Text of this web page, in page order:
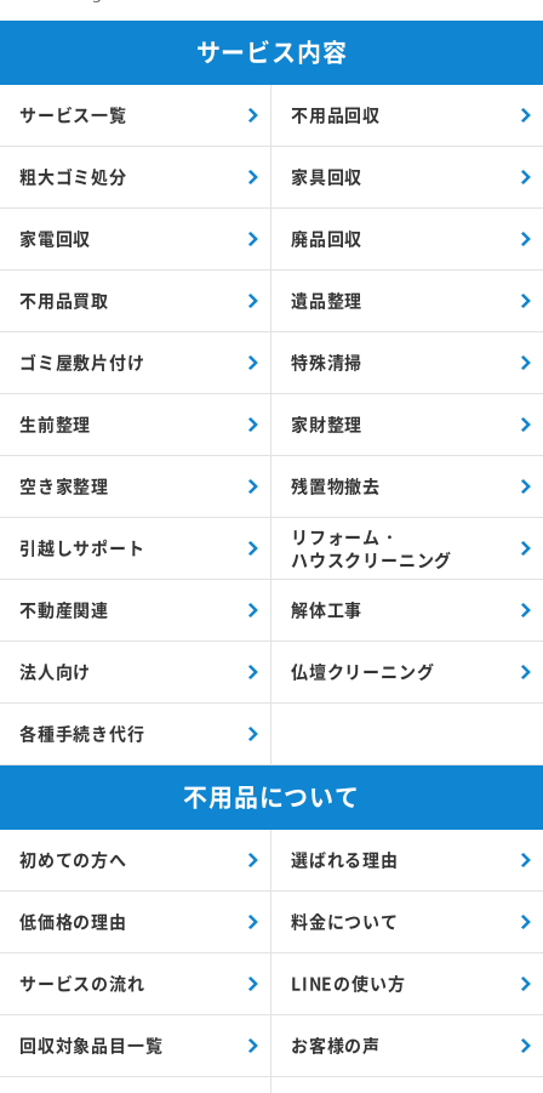
サービス内容
サービス一覧 不用品回収
粗大ゴミ処分 家具回収
家電回収 廃品回収
不用品買取 遺品整理
ゴミ屋敷片付け 特殊清掃
生前整理 家財整理
空き家整理 残置物撤去
引越しサポート
リフォーム・
ハウスクリーニング
不動産関連 解体工事
法人向け 仏壇クリーニング
各種手続き代行
不用品について
初めての方へ 選ばれる理由
低価格の理由 料金について
サービスの流れ LINEの使い方
回収対象品目一覧 お客様の声